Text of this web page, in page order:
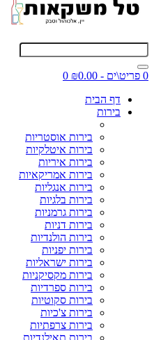
0 פריט\ים - ₪0.00
0
דף הבית
בירות
בירות אוסטריות
בירות איטלקיות
בירות איריות
בירות אמריקאיות
בירות אנגליות
בירות בלגיות
בירות גרמניות
בירות דניות
בירות הולנדיות
בירות יפניות
בירות ישראליות
בירות מקסיקניות
בירות ספרדיות
בירות סקוטיות
בירות צ'כיות
בירות צרפתיות
בירות תאילנדיות